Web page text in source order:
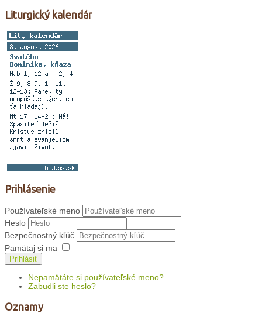
Liturgický kalendár
Prihlásenie
Používateľské meno
Heslo
Bezpečnostný kľúč
Pamätaj si ma
Prihlásiť
Nepamätáte si používateľské meno?
Zabudli ste heslo?
Oznamy